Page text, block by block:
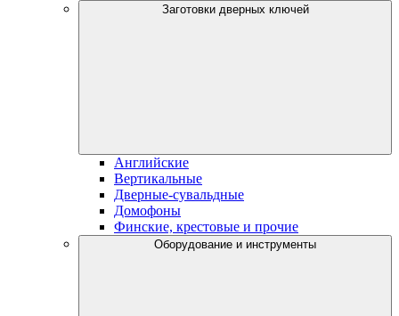
Заготовки дверных ключей
Английские
Вертикальные
Дверные-сувальдные
Домофоны
Финские, крестовые и прочие
Оборудование и инструменты